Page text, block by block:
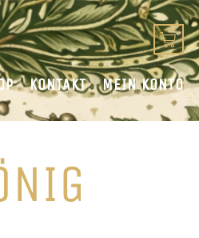
KONTAKT MEIN KONTO